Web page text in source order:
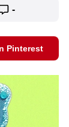
-
Pinterest